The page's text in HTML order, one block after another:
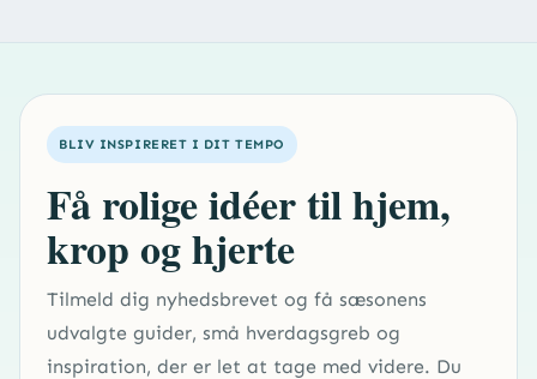
BLIV INSPIRERET I DIT TEMPO
Få rolige idéer til hjem,
krop og hjerte
Tilmeld dig nyhedsbrevet og få sæsonens
udvalgte guider, små hverdagsgreb og
inspiration, der er let at tage med videre. Du